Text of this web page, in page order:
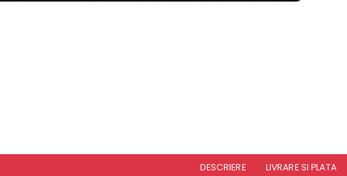
DESCRIERE LIVRARE SI PLATA